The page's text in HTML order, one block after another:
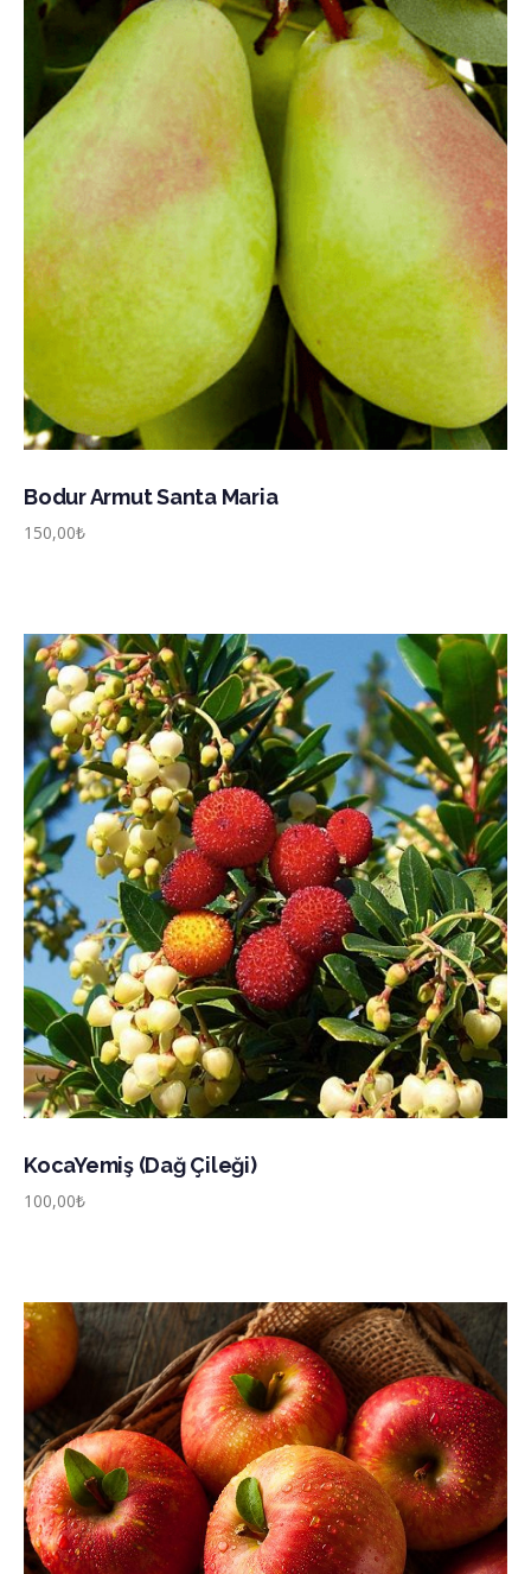
Bodur Armut Santa Maria
150,00₺
KocaYemiş (Dağ Çileği)
100,00₺